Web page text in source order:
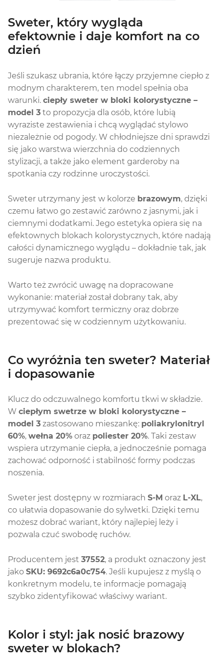
Sweter, który wygląda
efektownie i daje komfort na co
dzień
Jeśli szukasz ubrania, które łączy przyjemne ciepło z
modnym charakterem, ten model spełnia oba
warunki. ciepły sweter w bloki kolorystyczne –
model 3 to propozycja dla osób, które lubią
wyraziste zestawienia i chcą wyglądać stylowo
niezależnie od pogody. W chłodniejsze dni sprawdzi
się jako warstwa wierzchnia do codziennych
stylizacji, a także jako element garderoby na
spotkania czy rodzinne uroczystości.
Sweter utrzymany jest w kolorze brazowym, dzięki
czemu łatwo go zestawić zarówno z jasnymi, jak i
ciemnymi dodatkami. Jego estetyka opiera się na
efektownych blokach kolorystycznych, które nadają
całości dynamicznego wyglądu – dokładnie tak, jak
sugeruje nazwa produktu.
Warto też zwrócić uwagę na dopracowane
wykonanie: materiał został dobrany tak, aby
utrzymywać komfort termiczny oraz dobrze
prezentować się w codziennym użytkowaniu.
Co wyróżnia ten sweter? Materiał
i dopasowanie
Klucz do odczuwalnego komfortu tkwi w składzie.
W ciepłym swetrze w bloki kolorystyczne –
model 3 zastosowano mieszankę: poliakrylonitryl
60%, wełna 20% oraz poliester 20%. Taki zestaw
wspiera utrzymanie ciepła, a jednocześnie pomaga
zachować odporność i stabilność formy podczas
noszenia.
Sweter jest dostępny w rozmiarach S-M oraz L-XL,
co ułatwia dopasowanie do sylwetki. Dzięki temu
możesz dobrać wariant, który najlepiej leży i
pozwala czuć swobodę ruchów.
Producentem jest 37552, a produkt oznaczony jest
jako SKU: 9692c6a0c754. Jeśli kupujesz z myślą o
konkretnym modelu, te informacje pomagają
szybko zidentyfikować właściwy wariant.
Kolor i styl: jak nosić brazowy
sweter w blokach?